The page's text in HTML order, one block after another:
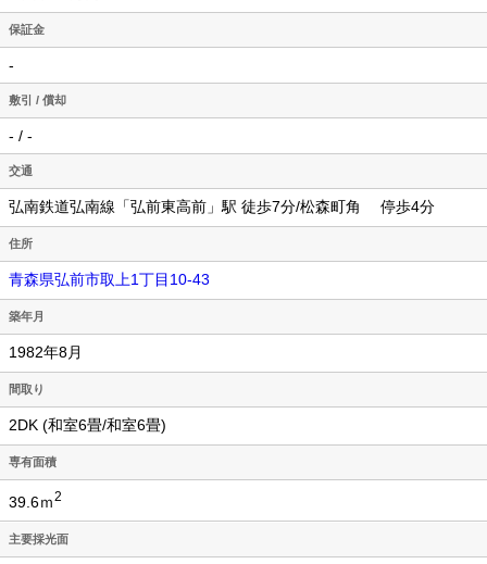
保証金
-
敷引 / 償却
- / -
交通
弘南鉄道弘南線「弘前東高前」駅 徒歩7分/松森町角 停歩4分
住所
青森県弘前市取上1丁目10-43
築年月
1982年8月
間取り
2DK (和室6畳/和室6畳)
専有面積
39.6ｍ2
主要採光面